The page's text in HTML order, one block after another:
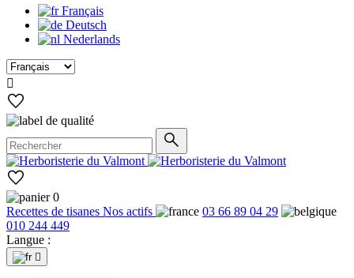
Français
Deutsch
Nederlands

0
Recettes de tisanes Nos actifs
03 66 89 04 29
010 244 449
Langue :
